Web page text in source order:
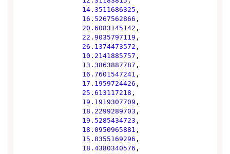
14.3511686325 ,
16.5267562866 ,
20.6083145142 ,
22.9035797119 ,
26.1374473572 ,
10.2141885757 ,
13.3863887787 ,
16.7601547241 ,
17.1959724426 ,
25.613117218 ,
19.1919307709 ,
18.2299289703 ,
19.5285434723 ,
18.0950965881 ,
15.8355169296 ,
18.4380340576 ,